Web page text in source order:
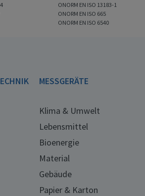
ONORM EN ISO 13183-1
ONORM EN ISO 665
ONORM EN ISO 6540
MESSGERÄTE
Klima & Umwelt
Lebensmittel
Bioenergie
Material
Gebäude
Papier & Karton